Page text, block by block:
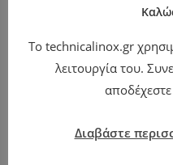
Το technicalinox.gr
λειτουργία του.
Διαβάστε